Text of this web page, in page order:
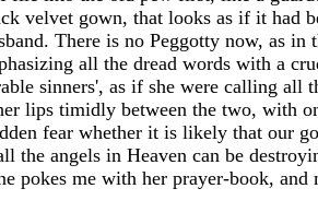
velvet gown, that looks as if it had
There is no Peggotty now, as
all the dread words with a
sinners', as if she were calling all
lips timidly between the two, with
fear whether it is likely that our
the angels in Heaven can be
pokes me with her prayer-book, and